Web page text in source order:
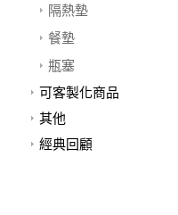
隔熱墊
餐墊
瓶塞
可客製化商品
其他
經典回顧